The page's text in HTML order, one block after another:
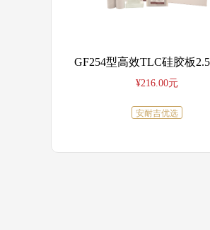
¥216.00元
安耐吉优选